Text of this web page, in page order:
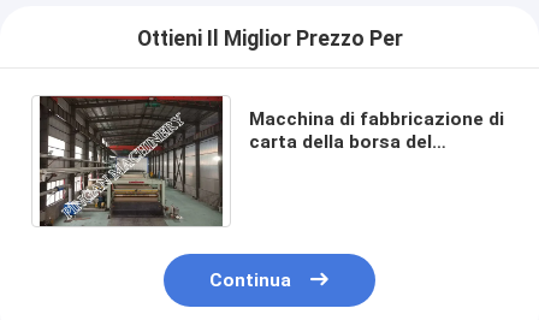
Ottieni Il Miglior Prezzo Per
Macchina di fabbricazione di
carta della borsa del
Continua